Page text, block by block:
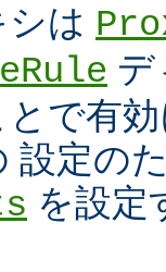
は
で有
設定の
を設定